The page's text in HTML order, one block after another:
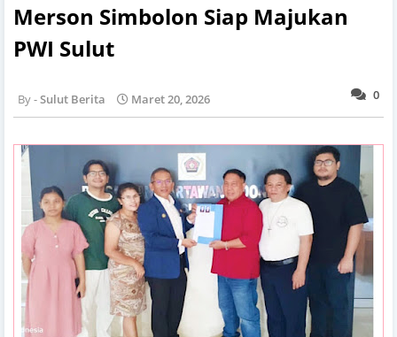
Merson Simbolon Siap Majukan
PWI Sulut
0
Sulut Berita Maret 20, 2026